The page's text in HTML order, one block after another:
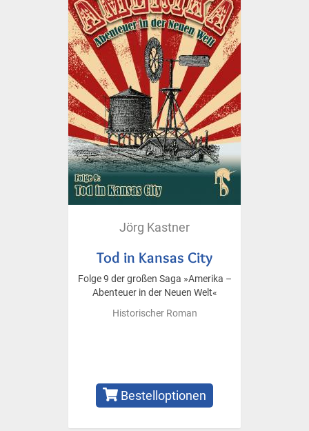
Jörg Kastner
Tod in Kansas City
Folge 9 der großen Saga »Amerika –
Abenteuer in der Neuen Welt«
Historischer Roman
Bestelloptionen